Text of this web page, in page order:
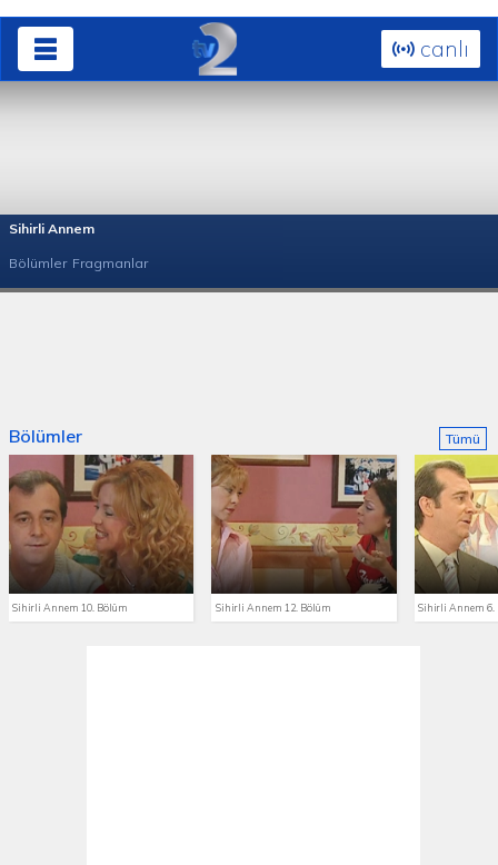
canlı
Sihirli Annem
Bölümler Fragmanlar
Bölümler
Sihirli Annem 10. Bölüm Sihirli Annem 12. Bölüm Sihirli Annem 6.
Tümü